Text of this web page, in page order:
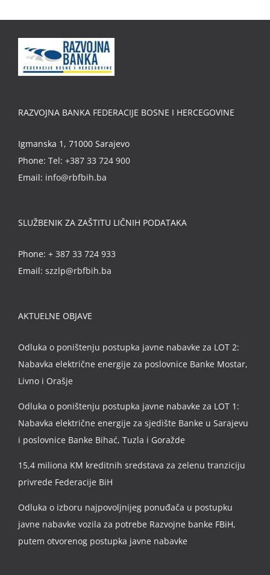
RAZVOJNA BANKA FEDERACIJE BOSNE I HERCEGOVINE
Igmanska 1, 71000 Sarajevo
Phone: Tel: +387 33 724 900
Email: info@rbfbih.ba
SLUŽBENIK ZA ZAŠTITU LIČNIH PODATAKA
Phone: + 387 33 724 933
Email: szzlp@rbfbih.ba
AKTUELNE OBJAVE
Odluka o poništenju postupka javne nabavke za LOT 2:
Nabavka električne energije za poslovnice Banke Mostar,
Livno i Orašje
Odluka o poništenju postupka javne nabavke za LOT 1:
Nabavka električne energije za sjedište Banke u Sarajevu
i poslovnice Banke Bihać, Tuzla i Goražde
15,4 miliona KM kreditnih sredstava za zelenu tranziciju
privrede Federacije BiH
Odluka o izboru najpovoljnijeg ponuđača u postupku
javne nabavke vozila za potrebe Razvojne banke FBiH,
putem otvorenog postupka javne nabavke